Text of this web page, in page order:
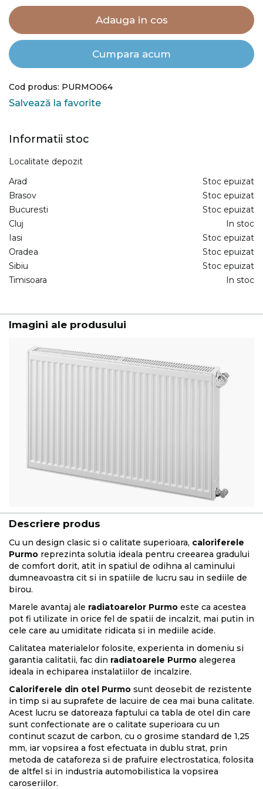
Adauga in cos
Cumpara acum
Cod produs: PURMO064
Salvează la favorite
Informatii stoc
Localitate depozit
Arad
Stoc epuizat
Brasov
Stoc epuizat
Bucuresti
Stoc epuizat
Cluj
In stoc
Iasi
Stoc epuizat
Oradea
Stoc epuizat
Sibiu
Stoc epuizat
Timisoara
In stoc
Imagini ale produsului
Descriere produs
Cu un design clasic si o calitate superioara, caloriferele
Purmo reprezinta solutia ideala pentru creearea gradului
de comfort dorit, atit in spatiul de odihna al caminului
dumneavoastra cit si in spatiile de lucru sau in sediile de
birou.
Marele avantaj ale radiatoarelor Purmo este ca acestea
pot fi utilizate in orice fel de spatii de incalzit, mai putin in
cele care au umiditate ridicata si in mediile acide.
Calitatea materialelor folosite, experienta in domeniu si
garantia calitatii, fac din radiatoarele Purmo alegerea
ideala in echiparea instalatiilor de incalzire.
Caloriferele din otel Purmo sunt deosebit de rezistente
in timp si au suprafete de lacuire de cea mai buna calitate.
Acest lucru se datoreaza faptului ca tabla de otel din care
sunt confectionate are o calitate superioara cu un
continut scazut de carbon, cu o grosime standard de 1,25
mm, iar vopsirea a fost efectuata in dublu strat, prin
metoda de cataforeza si de prafuire electrostatica, folosita
de altfel si in industria automobilistica la vopsirea
caroseriilor.